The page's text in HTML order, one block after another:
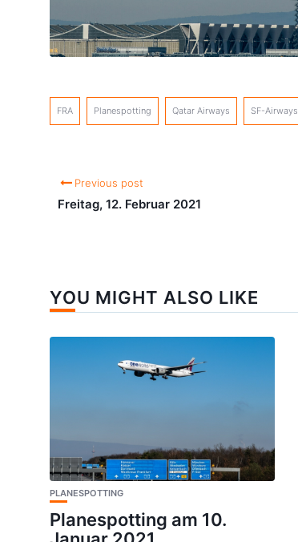
FRA Planespotting Qatar Airways SF-Airways
Previous post
Freitag, 12. Februar 2021
YOU MIGHT ALSO LIKE
PLANESPOTTING
Planespotting am 10.